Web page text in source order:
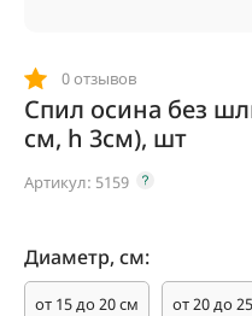
0 отзывов
Спил осина без
см, h 3см), шт
Артикул: 5159
Диаметр, см:
от 15 до 20 см от 20 до